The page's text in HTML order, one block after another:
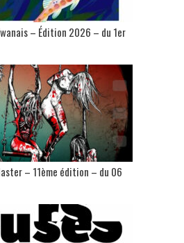
– Édition 2026 – du 1er
– 11ème édition – du 06